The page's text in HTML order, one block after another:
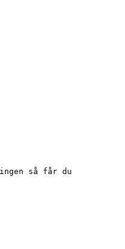
så får du